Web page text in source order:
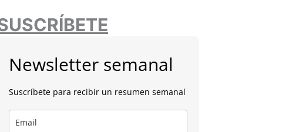
Newsletter semanal
Suscríbete para recibir un resumen semanal